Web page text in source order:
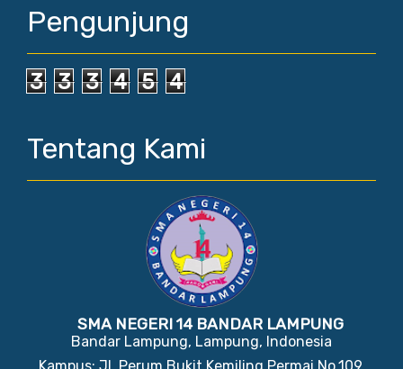
Pengunjung
3 3 3 4 5 4
Tentang Kami
SMA NEGERI 14 BANDAR LAMPUNG
Bandar Lampung, Lampung, Indonesia